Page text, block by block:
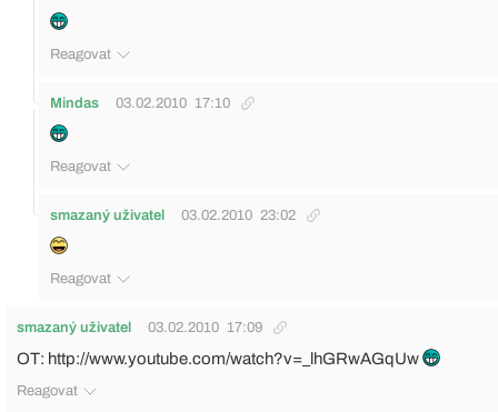
Reagovat
Mindas 03.02.2010 17:10
Reagovat
smazaný uživatel 03.02.2010 23:02
Reagovat
smazaný uživatel 03.02.2010 17:09
OT: http://www.youtube.com/watch?v=_lhGRwAGqUw
Reagovat